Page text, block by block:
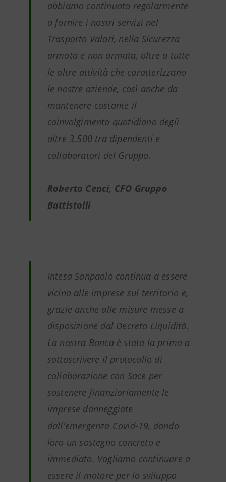
abbiamo continuato regolarmente
a fornire i nostri servizi nel
Trasporto Valori, nella Sicurezza
armata e non armata, oltre a tutte
le altre attività che caratterizzano
le nostre aziende, così anche da
mantenere costante il
coinvolgimento quotidiano degli
oltre 3.500 tra dipendenti e
collaboratori del Gruppo.
Roberto Cenci, CFO Gruppo
Battistolli
Intesa Sanpaolo continua a essere
vicina alle imprese sul territorio e,
grazie anche alle misure messe a
disposizione dal Decreto Liquidità.
La nostra Banca è stata la prima a
sottoscrivere il protocollo di
collaborazione con Sace per
sostenere finanziariamente le
imprese danneggiate
dall'emergenza Covid-19, dando
loro un sostegno concreto e
immediato. Vogliamo continuare a
essere il motore per lo sviluppo